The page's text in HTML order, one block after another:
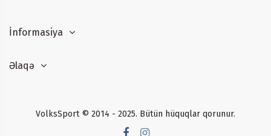
İnformasiya
Əlaqə
VolksSport © 2014 - 2025. Bütün hüquqlar qorunur.